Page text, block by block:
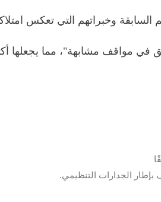
السابقة وخبراتهم التي تعكس
في مواقف مشابهة"، مما يجعلها
بإطار الجدارات التنظيمي.